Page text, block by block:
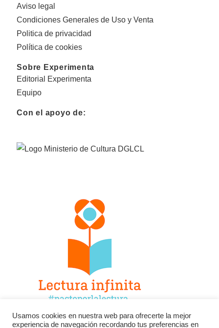
Aviso legal
Condiciones Generales de Uso y Venta
Politica de privacidad
Política de cookies
Sobre Experimenta
Editorial Experimenta
Equipo
Con el apoyo de:
Usamos cookies en nuestra web para ofrecerte la mejor
experiencia de navegación recordando tus preferencias en